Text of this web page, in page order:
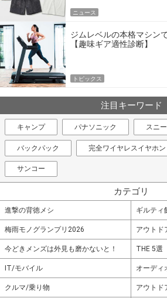
ニュース
ジムレベルの本格マシン
【趣味ギア適性診断】
トピックス
注目キーワード
キャンプ パナソニック スニ
バックパック 完全ワイヤレスイヤホン
サンコー
カテゴリ
進撃の背徳メシ ギルティ
梅雨モノグランプリ2026 アウトド
今どきメンズは外見も磨かないと！ THE 5選
IT/モバイル オーディ
クルマ/乗り物 アウトド